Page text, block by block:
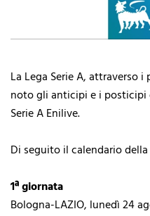
La Lega Serie A, attraverso
noto gli anticipi e i posticipi
Serie A Enilive.
Di seguito il calendario della
1ª giornata
Bologna-LAZIO, lunedì 24